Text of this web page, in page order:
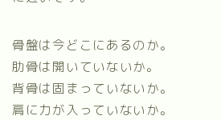
骨盤は今どこにあるのか。
肋骨は開いていないか。
背骨は固まっていないか。
肩に力が入っていないか。